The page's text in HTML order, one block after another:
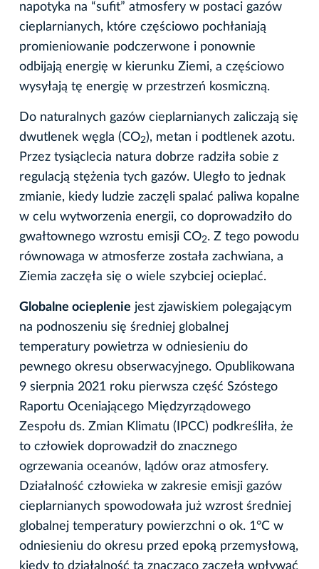
napotyka na “sufit” atmosfery w postaci gazów
cieplarnianych, które częściowo pochłaniają
promieniowanie podczerwone i ponownie
odbijają energię w kierunku Ziemi, a częściowo
wysyłają tę energię w przestrzeń kosmiczną.
Do naturalnych gazów cieplarnianych zaliczają się
dwutlenek węgla (CO2), metan i podtlenek azotu.
Przez tysiąclecia natura dobrze radziła sobie z
regulacją stężenia tych gazów. Uległo to jednak
zmianie, kiedy ludzie zaczęli spalać paliwa kopalne
w celu wytworzenia energii, co doprowadziło do
gwałtownego wzrostu emisji CO2. Z tego powodu
równowaga w atmosferze została zachwiana, a
Ziemia zaczęła się o wiele szybciej ocieplać.
Globalne ocieplenie jest zjawiskiem polegającym
na podnoszeniu się średniej globalnej
temperatury powietrza w odniesieniu do
pewnego okresu obserwacyjnego. Opublikowana
9 sierpnia 2021 roku pierwsza część Szóstego
Raportu Oceniającego Międzyrządowego
Zespołu ds. Zmian Klimatu (IPCC) podkreśliła, że
to człowiek doprowadził do znacznego
ogrzewania oceanów, lądów oraz atmosfery.
Działalność człowieka w zakresie emisji gazów
cieplarnianych spowodowała już wzrost średniej
globalnej temperatury powierzchni o ok. 1°C w
odniesieniu do okresu przed epoką przemysłową,
kiedy to działalność ta znacząco zaczęła wpływać